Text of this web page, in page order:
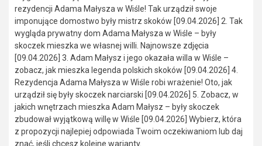
rezydencji Adama Małysza w Wiśle! Tak urządził swoje
imponujące domostwo były mistrz skoków [09.04.2026] 2. Tak
wygląda prywatny dom Adama Małysza w Wiśle – były
skoczek mieszka we własnej willi. Najnowsze zdjęcia
[09.04.2026] 3. Adam Małysz i jego okazała willa w Wiśle –
zobacz, jak mieszka legenda polskich skoków [09.04.2026] 4.
Rezydencja Adama Małysza w Wiśle robi wrażenie! Oto, jak
urządził się były skoczek narciarski [09.04.2026] 5. Zobacz, w
jakich wnętrzach mieszka Adam Małysz – były skoczek
zbudował wyjątkową willę w Wiśle [09.04.2026] Wybierz, która
z propozycji najlepiej odpowiada Twoim oczekiwaniom lub daj
znać, jeśli chcesz kolejne warianty.